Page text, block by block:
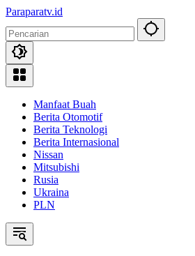
Langsung
konten
Paraparatv.id
Papua
Manfaat Buah
Berita Otomotif
Berita Teknologi
Berita Internasional
Nissan
Mitsubishi
Rusia
Ukraina
PLN